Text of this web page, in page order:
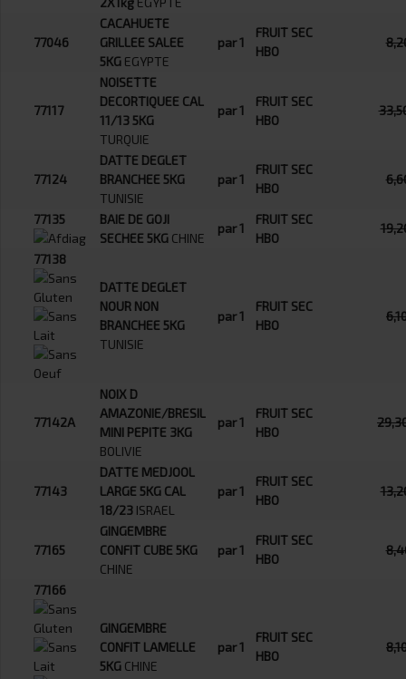
77046
CACAHUETE
GRILLEE SALEE
5KG EGYPTE
par 1
FRUIT SEC
HBO
77117
NOISETTE
DECORTIQUEE CAL
11/13 5KG
TURQUIE
par 1
FRUIT SEC
HBO
77124
DATTE DEGLET
BRANCHEE 5KG
TUNISIE
par 1
FRUIT SEC
HBO
77135
BAIE DE GOJI
SECHEE 5KG CHINE
par 1
FRUIT SEC
HBO
77138
DATTE DEGLET
NOUR NON
BRANCHEE 5KG
TUNISIE
par 1
FRUIT SEC
HBO
77142A
NOIX D
AMAZONIE/BRESIL
MINI PEPITE 3KG
BOLIVIE
par 1
FRUIT SEC
HBO
77143
DATTE MEDJOOL
LARGE 5KG CAL
18/23 ISRAEL
par 1
FRUIT SEC
HBO
77165
GINGEMBRE
CONFIT CUBE 5KG
CHINE
par 1
FRUIT SEC
HBO
77166
GINGEMBRE
CONFIT LAMELLE
5KG CHINE
par 1
FRUIT SEC
HBO